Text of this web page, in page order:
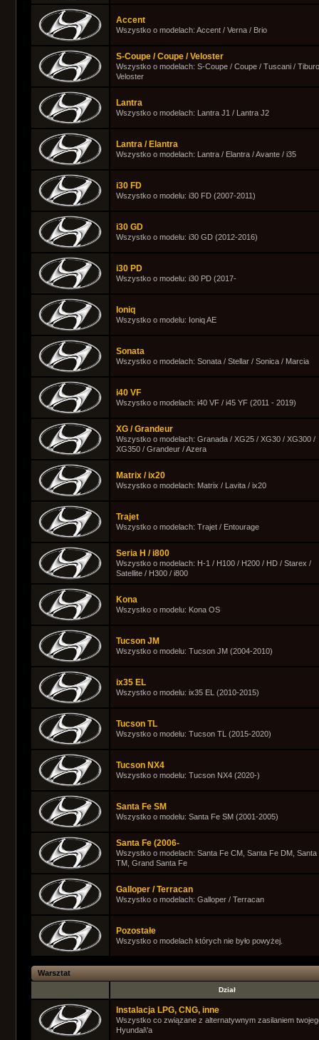
Accent
Wszystko o modelach: Accent / Verna / Brio
S-Coupe / Coupe / Veloster
Wszystko o modelach: S-Coupe / Coupe / Tuscani /
Veloster
Lantra
Wszystko o modelach: Lantra J1 / Lantra J2
Lantra / Elantra
Wszystko o modelach: Lantra / Elantra / Avante / i35
i30 FD
Wszystko o modelu: i30 FD (2007-2011)
i30 GD
Wszystko o modelu: i30 GD (2012-2016)
i30 PD
Wszystko o modelu: i30 PD (2017-
Ioniq
Wszystko o modelu: Ioniq AE
Sonata
Wszystko o modelach: Sonata / Stellar / Sonica / Marcia
i40 VF
Wszystko o modelach: i40 VF / i45 YF (2011 - 2019)
XG / Grandeur
Wszystko o modelach: Granada / XG25 / XG30 / XG300 /
XG350 / Grandeur / Azera
Matrix / ix20
Wszystko o modelach: Matrix / Lavita / ix20
Trajet
Wszystko o modelach: Trajet / Entourage
Seria H / i800
Wszystko o modelach: H-1 / H100 / H200 / HD / Starex /
Satellite / H300 / i800
Kona
Wszystko o modelu: Kona OS
Tucson JM
Wszystko o modelu: Tucson JM (2004-2010)
ix35 EL
Wszystko o modelu: ix35 EL (2010-2015)
Tucson TL
Wszystko o modelu: Tucson TL (2015-2020)
Tucson NX4
Wszystko o modelu: Tucson NX4 (2020-)
Santa Fe SM
Wszystko o modelu: Santa Fe SM (2001-2005)
Santa Fe (2006-
Wszystko o modelach: Santa Fe CM, Santa Fe DM, Santa
TM, Grand Santa Fe
Galloper / Terracan
Wszystko o modelach: Galloper / Terracan
Pozostałe
Wszystko o modelach których nie było powyżej.
Warsztat
Dział
Instalacja LPG, CNG, inne
Wszystko co związane z alternatywnym zasilaniem
Hyundai\'a